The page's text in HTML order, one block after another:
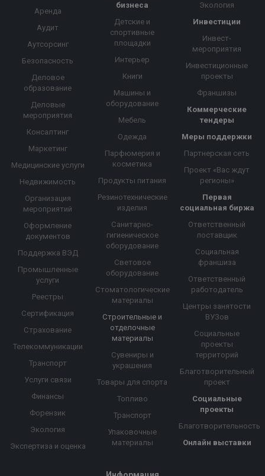
Аренда
Аудит
Аутсорсинг
Безопасность
Деловое
образование
Деловые
мероприятия
Консалтинг
Маркетинг
Медицинские услуги
Недвижимость
Организация
мероприятий
Оформление
документов
Поддержка ВЭД
Промышленные
услуги
Реестры
Сертификация
Страхование
Телекоммуникации
Транспорт
Услуги связи
Финансы
Форензик
Экология
Экспертиза и оценка
бизнеса
Детские и
спортивные
площадки
Интерьер
Книги
Машины и
оборудование
Мебель
Одежда
Парфюмерия и
косметика
Продукты питания
Резинотехнические
изделия
Санитарно-
гигиеническое
оборудование
Световое
оборудование
Стоматологические
материалы
Строительные и
отделочные
материалы
Сувениры и
украшения
Товары для спорта
Топливо
Транспорт
Упаковочные
материалы
Экология
Инвестиции
Инвест-
мероприятия
Инвестиционные
проекты
Франшизы
Коммерческие
тендеры
Меры поддержки
Партнерская сеть
Проект «Вас ждут
регионы»
Первая
социальная биржа
Ответственный
поставщик
Социальная
франшиза
Ответственный
работодатель
Центры занятости
ВУЗов
Социальные
проекты
территорий
Благотворительный
проект
Социальные
проекты
Благотворительность
Онлайн выставки